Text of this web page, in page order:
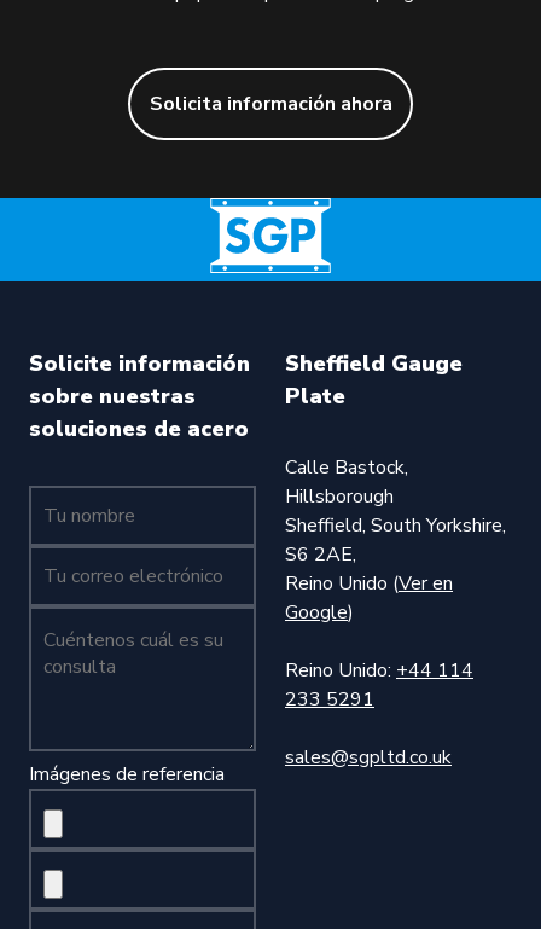
Solicita información ahora
Solicite información
sobre nuestras
soluciones de acero
Tu nombre (obligatorio)
Cuéntenos cuál es su consulta (obligatorio)
Imágenes de referencia
Sheffield Gauge
Plate
Calle Bastock,
Hillsborough
Sheffield, South Yorkshire,
S6 2AE,
Reino Unido (Ver en
Google)
Reino Unido: +44 114
233 5291
sales@sgpltd.co.uk